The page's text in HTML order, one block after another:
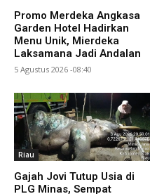
Promo Merdeka Angkasa
Garden Hotel Hadirkan
Menu Unik, Mierdeka
Laksamana Jadi Andalan
5 Agustus 2026 -08:40
Riau
Gajah Jovi Tutup Usia di
PLG Minas, Sempat